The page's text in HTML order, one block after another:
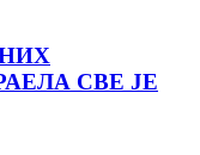
СВЕ ЈЕ